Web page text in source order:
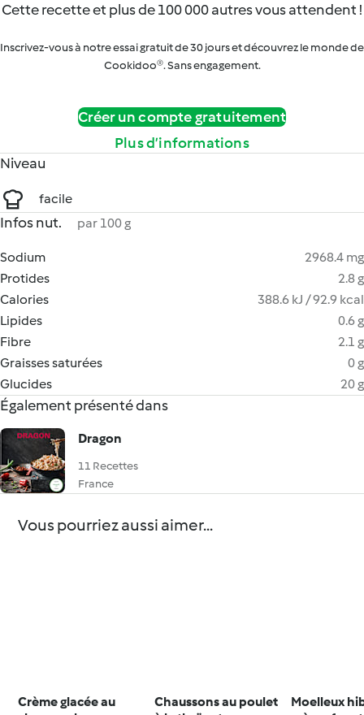
Cette recette et plus de 100 000 autres vous attendent !
Inscrivez-vous à notre essai gratuit de 30 jours et découvrez le monde de
Cookidoo®. Sans engagement.
Créer un compte gratuitement
Plus d’informations
Niveau
facile
Infos nut. par 100 g
Sodium
2968.4 mg
Protides
2.8 g
Calories
388.6 kJ / 92.9 kcal
Lipides
0.6 g
Fibre
2.1 g
Graisses saturées
0 g
Glucides
20 g
Également présenté dans
Dragon
11 Recettes
France
Vous pourriez aussi aimer...
Crème glacée au
Chaussons au poulet
Moelleux